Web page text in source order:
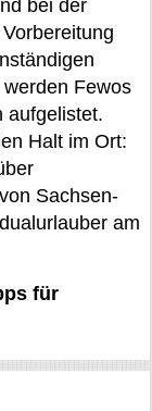
bei der
Fewos
aufgelistet.
Halt im Ort:
Sachsen-
am
für